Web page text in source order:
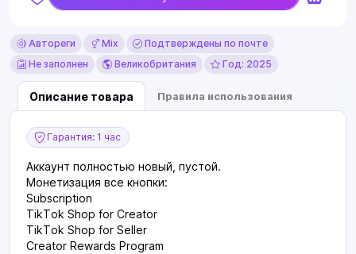
Автореги Mix
Подтверждены по почте
Не заполнен
Великобритания Год: 2025
Описание товара Правила использования
Гарантия: 1 час
Аккаунт полностью новый, пустой.
Монетизация все кнопки:
Subscription
TikTok Shop for Creator
TikTok Shop for Seller
Creator Rewards Program